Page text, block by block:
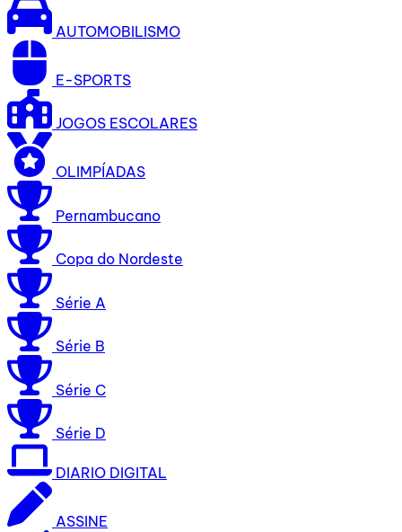
AUTOMOBILISMO
E-SPORTS
JOGOS ESCOLARES
OLIMPÍADAS
Pernambucano
Copa do Nordeste
Série A
Série B
Série C
Série D
DIARIO DIGITAL
ASSINE